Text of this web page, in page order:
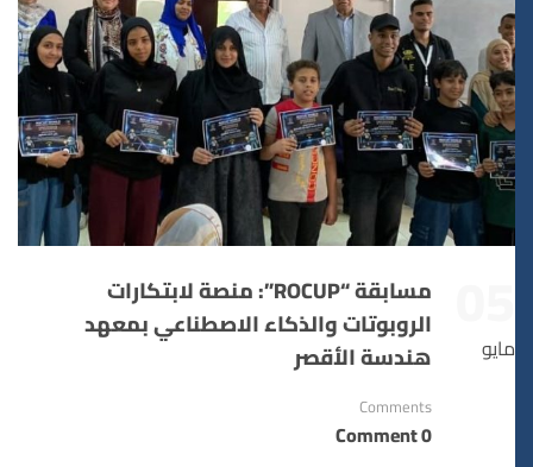
مايو
مسابقة “ROCUP”: منصة لابتكارات
الروبوتات والذكاء الاصطناعي بمعهد
هندسة الأقصر
Comments